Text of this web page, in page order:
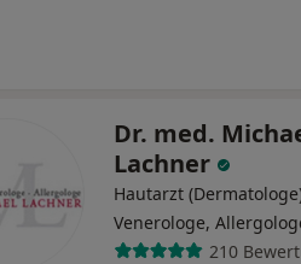
Dr. med.
Lachner
Hautarzt
Venerologe,
210